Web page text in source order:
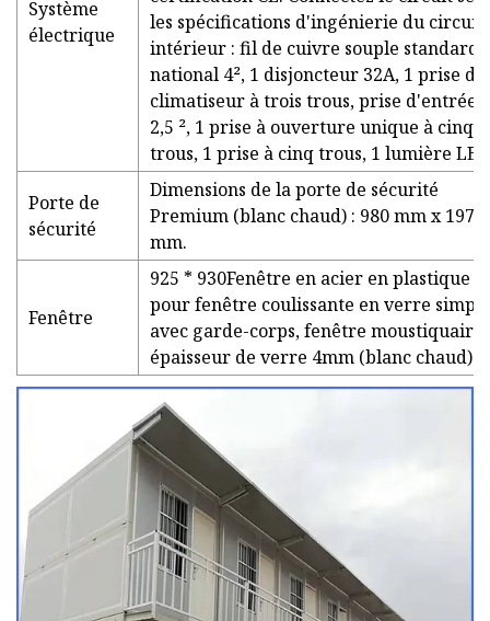
Système
électrique
les spécifications d'ingénierie du circuit,
intérieur : fil de cuivre souple standard
national 4², 1 disjoncteur 32A, 1 prise de
climatiseur à trois trous, prise d'entrée
2,5 ², 1 prise à ouverture unique à cinq
trous, 1 prise à cinq trous, 1 lumière
Porte de
sécurité
Dimensions de la porte de sécurité
Premium (blanc chaud) : 980 mm x 1970
mm.
Fenêtre
925 * 930Fenêtre en acier en plastique
pour fenêtre coulissante en verre
avec garde-corps, fenêtre moustiquaire,
épaisseur de verre 4mm (blanc chaud)